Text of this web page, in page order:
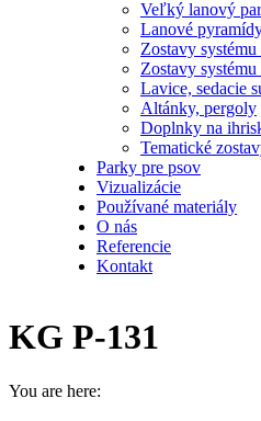
Veľký lanový
Lanové
Zostavy systému
Zostavy
Lavice, sedacie
Altánky, pergoly
Doplnky na
Tematické
Parky pre psov
Vizualizácie
Používané materiály
O nás
Referencie
Kontakt
KG P-131
You are here: